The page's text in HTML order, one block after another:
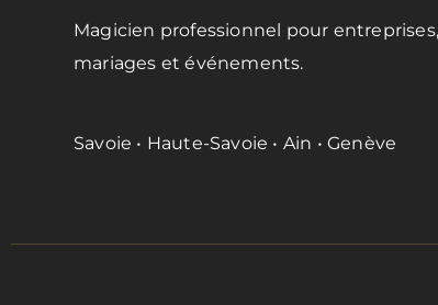
Magicien professionnel pour entreprises,
mariages et événements.
Savoie • Haute-Savoie • Ain • Genève